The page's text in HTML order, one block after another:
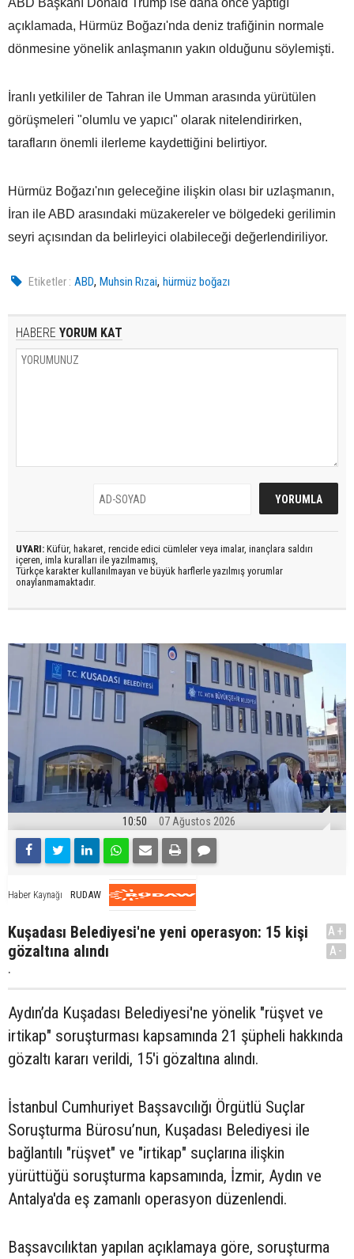
açıklamada, Hürmüz Boğazı'nda deniz trafiğinin normale
dönmesine yönelik anlaşmanın yakın olduğunu söylemişti.
İranlı yetkililer de Tahran ile Umman arasında yürütülen
görüşmeleri "olumlu ve yapıcı" olarak nitelendirirken,
tarafların önemli ilerleme kaydettiğini belirtiyor.
Hürmüz Boğazı'nın geleceğine ilişkin olası bir uzlaşmanın,
İran ile ABD arasındaki müzakereler ve bölgedeki gerilimin
seyri açısından da belirleyici olabileceği değerlendiriliyor.
Etiketler : ABD,Muhsin Rızai,hürmüz boğazı
HABERE YORUM KAT
UYARI: Küfür, hakaret, rencide edici cümleler veya imalar, inançlara saldırı
içeren, imla kuralları ile yazılmamış,
Türkçe karakter kullanılmayan ve büyük harflerle yazılmış yorumlar
onaylanmamaktadır.
10:50 07 Ağustos 2026
Haber Kaynağı RUDAW
Kuşadası Belediyesi'ne yeni operasyon: 15 kişi
gözaltına alındı
.
A+
A-
Aydın’da Kuşadası Belediyesi'ne yönelik "rüşvet ve
irtikap" soruşturması kapsamında 21 şüpheli hakkında
gözaltı kararı verildi, 15'i gözaltına alındı.
İstanbul Cumhuriyet Başsavcılığı Örgütlü Suçlar
Soruşturma Bürosu’nun, Kuşadası Belediyesi ile
bağlantılı "rüşvet" ve "irtikap" suçlarına ilişkin
yürüttüğü soruşturma kapsamında, İzmir, Aydın ve
Antalya'da eş zamanlı operasyon düzenlendi.
Başsavcılıktan yapılan açıklamaya göre, soruşturma